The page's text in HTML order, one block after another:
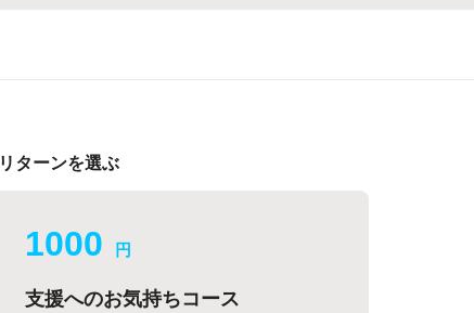
リターンを選ぶ
1000 円
支援へのお気持ちコース